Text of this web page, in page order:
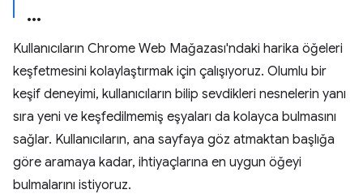
Kullanıcıların Chrome Web Mağazası'ndaki harika öğeleri
keşfetmesini kolaylaştırmak için çalışıyoruz. Olumlu bir
keşif deneyimi, kullanıcıların bilip sevdikleri nesnelerin yanı
sıra yeni ve keşfedilmemiş eşyaları da kolayca bulmasını
sağlar. Kullanıcıların, ana sayfaya göz atmaktan başlığa
göre aramaya kadar, ihtiyaçlarına en uygun öğeyi
bulmalarını istiyoruz.